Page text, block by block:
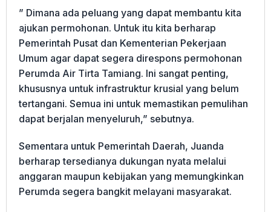
” Dimana ada peluang yang dapat membantu kita
ajukan permohonan. Untuk itu kita berharap
Pemerintah Pusat dan Kementerian Pekerjaan
Umum agar dapat segera direspons permohonan
Perumda Air Tirta Tamiang. Ini sangat penting,
khususnya untuk infrastruktur krusial yang belum
tertangani. Semua ini untuk memastikan pemulihan
dapat berjalan menyeluruh,” sebutnya.
Sementara untuk Pemerintah Daerah, Juanda
berharap tersedianya dukungan nyata melalui
anggaran maupun kebijakan yang memungkinkan
Perumda segera bangkit melayani masyarakat.